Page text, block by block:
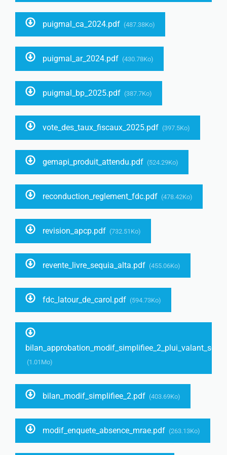
puigmal_ca_2024.pdf (487.38Ko)
puigmal_ar_2024.pdf (430.78Ko)
puigmal_bp_2025.pdf (387.7Ko)
vote_des_taux_fiscaux_2025.pdf (397.5Ko)
gemapi_produit_attendu.pdf (524.29Ko)
reconduction_reglement_fdc.pdf (478.42Ko)
revision_apcp.pdf (732.51Ko)
revente_livre_sequia_alta.pdf (455.06Ko)
fdc_latour_de_carol.pdf (594.73Ko)
(1.01Mo)
bilan_modif_simplifiee_2.pdf (403.69Ko)
modif_enquete_absence_mrae.pdf (263.13Ko)